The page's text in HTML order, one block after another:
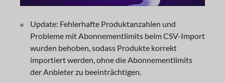
Update: Fehlerhafte Produktanzahlen und
Probleme mit Abonnementlimits beim CSV-Import
wurden behoben, sodass Produkte korrekt
importiert werden, ohne die Abonnementlimits
der Anbieter zu beeinträchtigen.